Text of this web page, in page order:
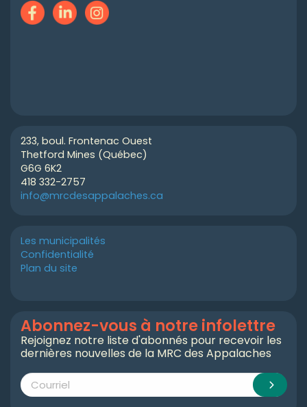
233, boul. Frontenac Ouest
Thetford Mines (Québec)
G6G 6K2
418 332-2757
info@mrcdesappalaches.ca
Les municipalités
Confidentialité
Plan du site
Abonnez-vous à notre infolettre
Rejoignez notre liste d'abonnés pour recevoir les
dernières nouvelles de la MRC des Appalaches